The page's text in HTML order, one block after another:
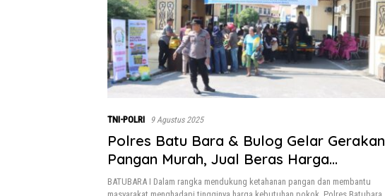
TNI-POLRI 9 Agustus 2025
Polres Batu Bara & Bulog Gelar Gerakan
Pangan Murah, Jual Beras Harga
Terjangkau
BATUBARA I Dalam rangka mendukung ketahanan pangan dan membantu